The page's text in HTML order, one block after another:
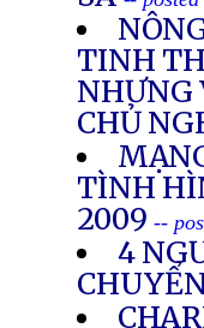
TINH
NHƯNG
CHỦ
TÌNH
2009 --
4